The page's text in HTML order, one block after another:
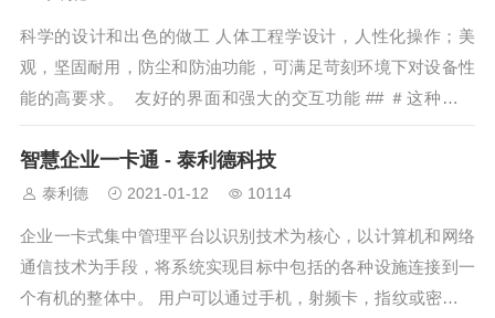
科学的设计和出色的做工 人体工程学设计，人性化操作；美
观，坚固耐用，防尘和防油功能，可满足苛刻环境下对设备性
能的高要求。 友好的界面和强大的交互功能 ## ＃这种类型
的...
智慧企业一卡通 - 泰利德科技
泰利德 2021-01-12 10114
企业一卡式集中管理平台以识别技术为核心，以计算机和网络
通信技术为手段，将系统实现目标中包括的各种设施连接到一
个有机的整体中。 用户可以通过手机，射频卡，指纹或密码等